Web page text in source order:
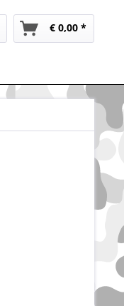
€ 0,00 *